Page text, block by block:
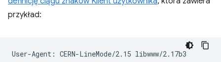
przykład: